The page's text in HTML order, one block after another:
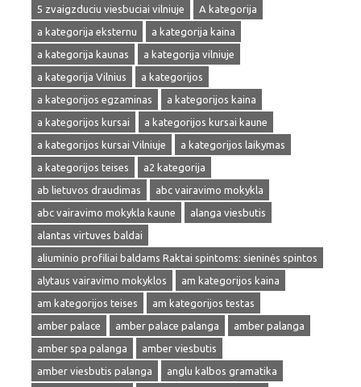
5 zvaigzduciu viesbuciai vilniuje
A kategorija
a kategorija eksternu
a kategorija kaina
a kategorija kaunas
a kategorija vilniuje
a kategorija Vilnius
a kategorijos
a kategorijos egzaminas
a kategorijos kaina
a kategorijos kursai
a kategorijos kursai kaune
a kategorijos kursai Vilniuje
a kategorijos laikymas
a kategorijos teises
a2 kategorija
ab lietuvos draudimas
abc vairavimo mokykla
abc vairavimo mokykla kaune
alanga viesbutis
alantas virtuves baldai
aliuminio profiliai baldams Raktai spintoms: sieninės spintos
alytaus vairavimo mokyklos
am kategorijos kaina
am kategorijos teises
am kategorijos testas
amber palace
amber palace palanga
amber palanga
amber spa palanga
amber viesbutis
amber viesbutis palanga
anglu kalbos gramatika